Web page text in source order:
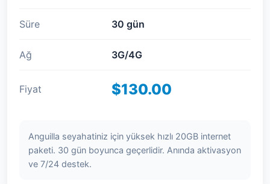
Süre 30 gün
Ağ 3G/4G
Fiyat $130.00
Anguilla seyahatiniz için yüksek hızlı 20GB internet
paketi. 30 gün boyunca geçerlidir. Anında aktivasyon
ve 7/24 destek.